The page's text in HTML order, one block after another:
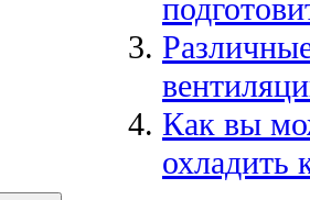
Как вы
охладить